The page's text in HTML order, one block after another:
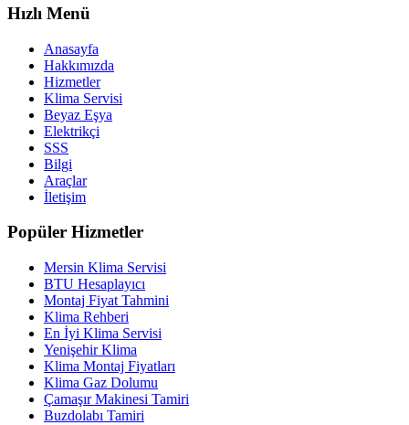
Hızlı Menü
Anasayfa
Hakkımızda
Hizmetler
Klima Servisi
Beyaz Eşya
Elektrikçi
SSS
Bilgi
Araçlar
İletişim
Popüler Hizmetler
Mersin Klima Servisi
BTU Hesaplayıcı
Montaj Fiyat Tahmini
Klima Rehberi
En İyi Klima Servisi
Yenişehir Klima
Klima Montaj Fiyatları
Klima Gaz Dolumu
Çamaşır Makinesi Tamiri
Buzdolabı Tamiri